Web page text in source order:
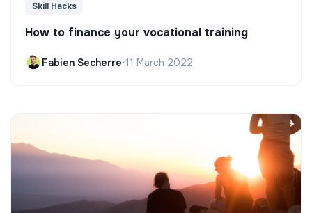
Skill Hacks
How to finance your vocational training
Fabien Secherre•11 March 2022